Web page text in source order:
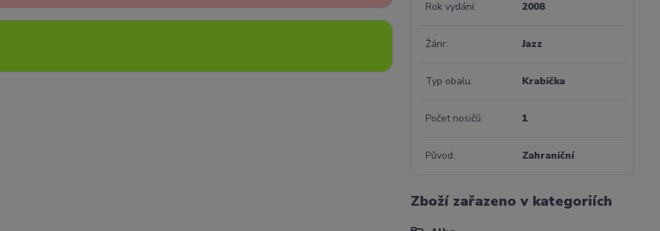
Rok vydání 2008
Žánr Jazz
Typ obalu Krabička
Počet nosičů 1
Původ Zahraniční
Zboží zařazeno v kategoriích